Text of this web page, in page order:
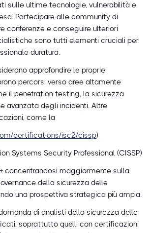
sulle ultime tecnologie, vulnerabilità e
Partecipare alle community di
conferenze e conseguire ulteriori
sono tutti elementi cruciali per
duratura.
approfondire le proprie
percorsi verso aree altamente
il penetration testing, la sicurezza
avanzata degli incidenti. Altre
come la
certifications/isc2/cissp)
Systems Security Professional (CISSP)
concentrandosi maggiormente sulla
della sicurezza delle
una prospettiva strategica più ampia.
di analisti della sicurezza delle
soprattutto quelli con certificazioni